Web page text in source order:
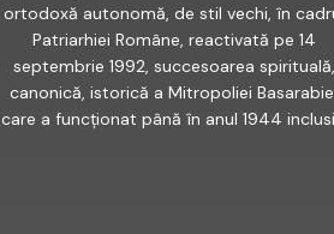
ortodoxă autonomă, de stil vechi, în
Patriarhiei Române, reactivată pe 14
septembrie 1992, succesoarea spirituală,
canonică, istorică a Mitropoliei
care a funcționat până în anul 1944